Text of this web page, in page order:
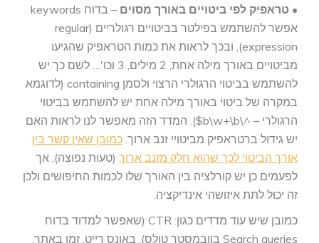
• טראפיק לפי ביטויים באורך מסוים
– בדוח keywords
אפשר להשתמש בפילטר בביטויים רגולריים (regular
expression), ובכך לראות את כמות הטראפיק שהגיעו
מביטויים באורך מילה אחת, 2 מילים, 3 וכו'… לשם כך יש
להשתמש בביטוי הרגולרי הרצוי ולסמן containing (לדוגמא
במקרה של ביטוי באורך מילה אחת יש להשתמש בביטוי
הרגולרי – ^\b\w+\b$). המדד הזה מאפשר לנו לראות האם
יש גידול ברטראפיק מביטויי זנב ארוך. כמובן שאין קשר בין
אורך הביטוי לכך שהוא חלק מזנב ארוך (טעות נפוצה), אך
לפעמים כן יש קורלציה בין האורך שלו לכמות החיפושים ולכן
זה יכול לתת איזושהי אינדיקציה.
כמובן שיש עוד מדדים כגון: CTR (שאפשר למדוד בדוח
Search queries בוובמסטר טולס), באונס רייט, זמן באתר,